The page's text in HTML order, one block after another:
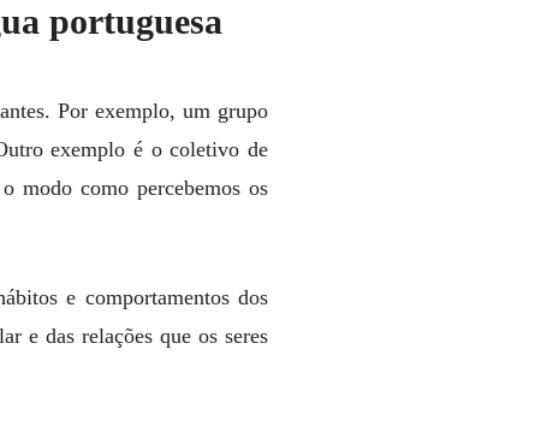
portuguesa
Por exemplo, um grupo
exemplo é o coletivo de
modo como percebemos os
e comportamentos dos
e das relações que os seres